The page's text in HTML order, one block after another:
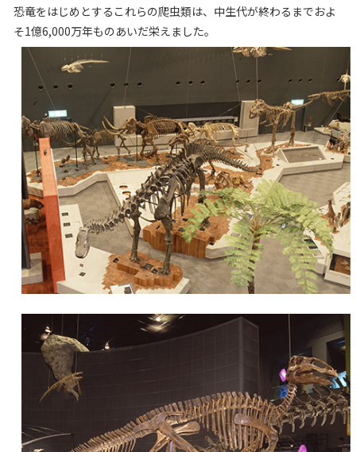
恐竜をはじめとするこれらの爬虫類は、中生代が終わるまでおよ
そ1億6,000万年ものあいだ栄えました。